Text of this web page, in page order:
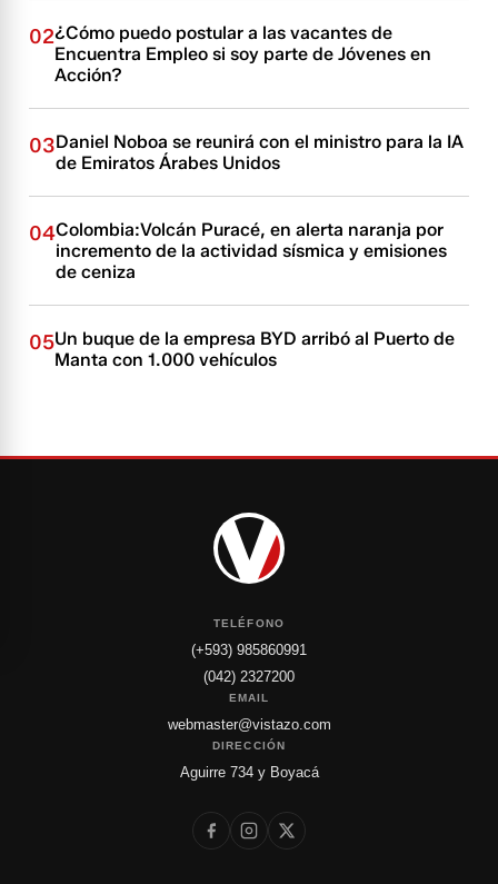
02¿Cómo puedo postular a las vacantes de
Encuentra Empleo si soy parte de Jóvenes en
Acción?
03Daniel Noboa se reunirá con el ministro para la IA
de Emiratos Árabes Unidos
04Colombia:Volcán Puracé, en alerta naranja por
incremento de la actividad sísmica y emisiones
de ceniza
05Un buque de la empresa BYD arribó al Puerto de
Manta con 1.000 vehículos
TELÉFONO
(+593) 985860991
(042) 2327200
EMAIL
webmaster@vistazo.com
DIRECCIÓN
Aguirre 734 y Boyacá